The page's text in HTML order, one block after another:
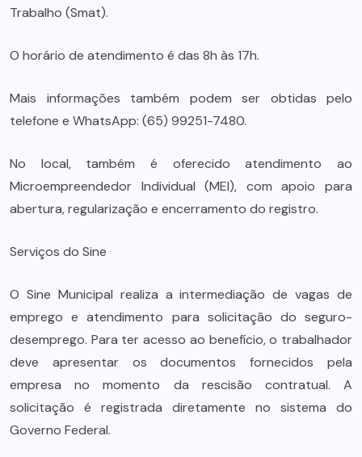
Trabalho (Smat).
O horário de atendimento é das 8h às 17h.
Mais informações também podem ser obtidas pelo
telefone e WhatsApp: (65) 99251-7480.
No local, também é oferecido atendimento ao
Microempreendedor Individual (MEI), com apoio para
abertura, regularização e encerramento do registro.
Serviços do Sine
O Sine Municipal realiza a intermediação de vagas de
emprego e atendimento para solicitação do seguro-
desemprego. Para ter acesso ao benefício, o trabalhador
deve apresentar os documentos fornecidos pela
empresa no momento da rescisão contratual. A
solicitação é registrada diretamente no sistema do
Governo Federal.